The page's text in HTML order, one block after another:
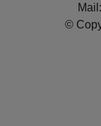
Mail:
©